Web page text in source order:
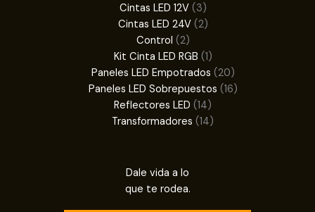
productos
Cintas LED 12V 33
productos
Cintas LED 24V 22
Control 22
productos
Kit Cinta LED RGB 11
producto
Paneles LED Empotrados 2020
productos
Paneles LED Sobrepuestos 1616
Reflectores LED 1414
productos
Transformadores 1414
Dale vida a lo
que te rodea.